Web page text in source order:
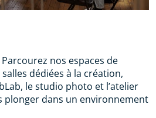
Parcourez nos espaces de
dédiées à la création,
le studio photo et l’atelier
plonger dans un environnement